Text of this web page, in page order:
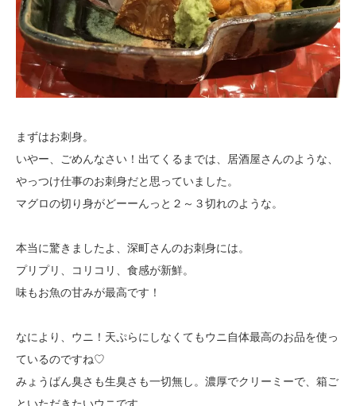
まずはお刺身。
いやー、ごめんなさい！出てくるまでは、居酒屋さんのような、
やっつけ仕事のお刺身だと思っていました。
マグロの切り身がどーーんっと２～３切れのような。
本当に驚きましたよ、深町さんのお刺身には。
プリプリ、コリコリ、食感が新鮮。
味もお魚の甘みが最高です！
なにより、ウニ！天ぷらにしなくてもウニ自体最高のお品を使っ
ているのですね♡
みょうばん臭さも生臭さも一切無し。濃厚でクリーミーで、箱ご